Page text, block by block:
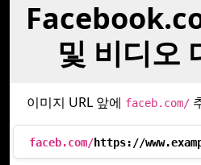
및 비디오
이미지 URL 앞에 faceb.com/
faceb.com/https://